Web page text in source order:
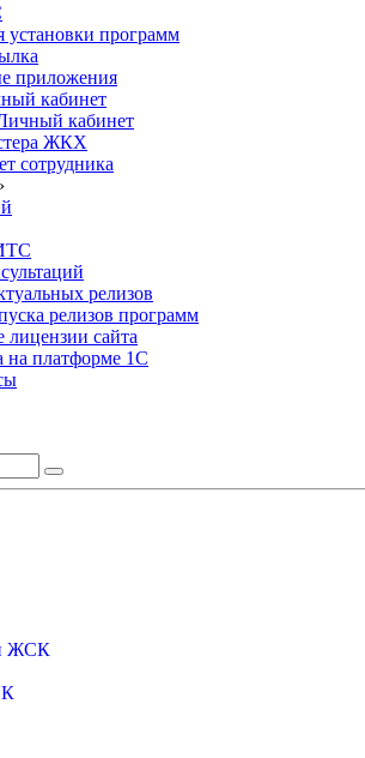
установки программ
приложения
кабинет
кабинет
ЖКХ
сотрудника
›
релизов
релизов программ
лицензии сайта
на платформе 1С
ЖСК